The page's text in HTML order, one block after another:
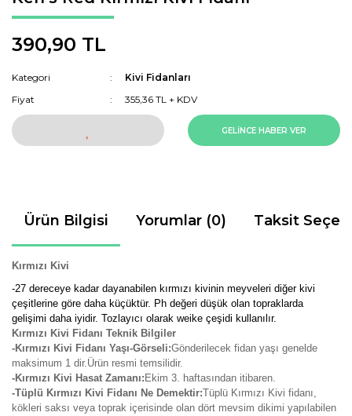
390,90 TL
Kategori
Kivi Fidanları
Fiyat
355,36 TL + KDV
GELİNCE HABER VER
Ürün Bilgisi Yorumlar (0) Taksit
Kırmızı Kivi
-27 dereceye kadar dayanabilen kırmızı kivinin meyveleri diğer kivi
çeşitlerine göre daha küçüktür. Ph değeri düşük olan topraklarda
gelişimi daha iyidir. Tozlayıcı olarak weike çeşidi kullanılır.
Kırmızı Kivi Fidanı Teknik Bilgiler
-Kırmızı Kivi Fidanı Yaşı-Görseli:Gönderilecek fidan yaşı genelde
maksimum 1 dir.Ürün resmi temsilidir.
-Kırmızı Kivi Hasat Zamanı: Ekim 3. haftasından itibaren.
-Tüplü Kırmızı Kivi Fidanı Ne Demektir:Tüplü Kırmızı Kivi fidanı,
kökleri saksı veya toprak içerisinde olan dört mevsim dikimi yapılabilen